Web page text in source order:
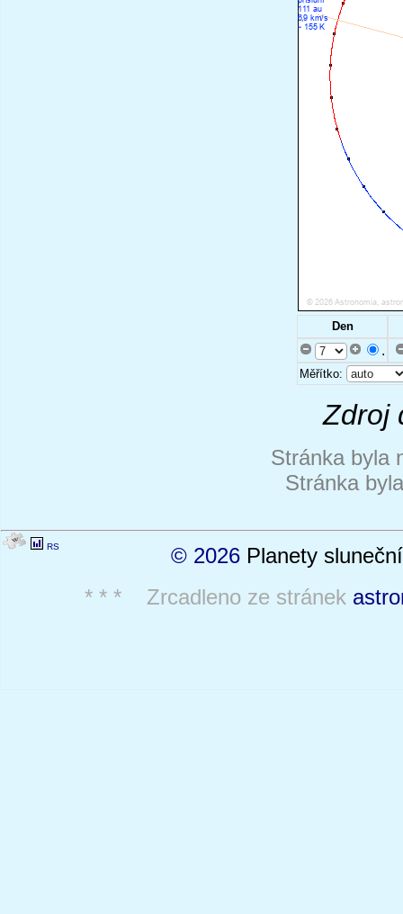
Den
.
Měřítko:
Zdroj
Stránka byla
Stránka
RS © 2026 Planety
* * * Zrcadleno ze stránek